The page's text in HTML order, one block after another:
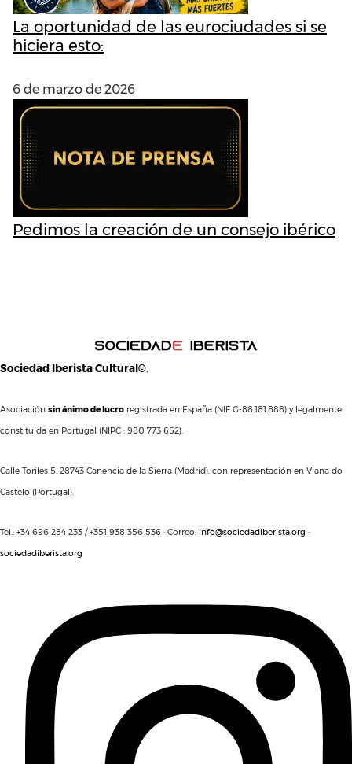
La oportunidad de las eurociudades si se
hiciera esto:
6 de marzo de 2026
Pedimos la creación de un consejo ibérico
Sociedad Iberista Cultural©,
Asociación sin ánimo de lucro registrada en España (NIF G-88.181.888) y legalmente
constituida en Portugal (NIPC : 980 773 652).
Calle Toriles 5, 28743 Canencia de la Sierra (Madrid), con representación en Viana do
Castelo (Portugal).
Tel.: +34 696 284 233 / +351 938 356 536 · Correo: info@sociedadiberista.org ·
sociedadiberista.org